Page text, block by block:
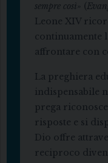
sempre così» (
Leone XIV
continuamente
affrontare con
La preghiera
indispensabile
prega
risposte e si
Dio offre
reciproco